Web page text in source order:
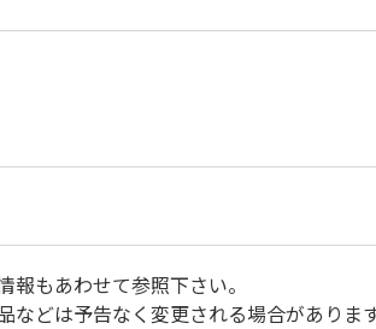
もあわせて参照下さい。
などは予告なく変更される場合がありま